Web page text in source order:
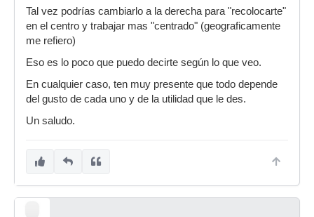
Tal vez podrías cambiarlo a la derecha para "recolocarte"
en el centro y trabajar mas "centrado" (geograficamente
me refiero)
Eso es lo poco que puedo decirte según lo que veo.
En cualquier caso, ten muy presente que todo depende
del gusto de cada uno y de la utilidad que le des.
Un saludo.